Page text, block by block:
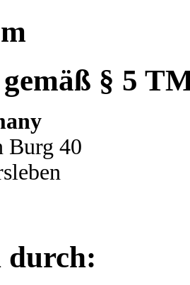
§ 5
Burg 40
durch: